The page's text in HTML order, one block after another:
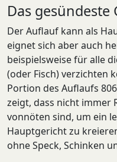
Das gesündeste
Der Auflauf kann als
eignet sich aber auch
beispielsweise für alle
(oder Fisch) verzichten
Portion des Auflaufs
zeigt, dass nicht immer
vonnöten sind, um ein
Hauptgericht zu
ohne Speck, Schinken